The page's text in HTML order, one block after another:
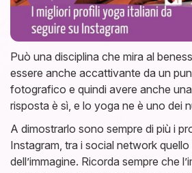
Può una disciplina che mira al
essere anche accattivante da un
fotografico e quindi avere anche
risposta è sì, e lo yoga ne è uno dei
A dimostrarlo sono sempre di più i
Instagram, tra i social network quello
dell’immagine. Ricorda sempre che